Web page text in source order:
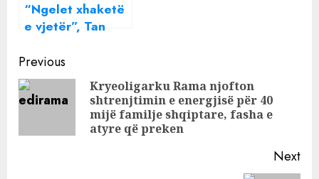
“Ngelet xhaketë
e vjetër”, Tan
e keqja” me
Ilirin: Ishte me
Arjolën bëri sikur
Continue
Reading
Previous
Kryeoligarku Rama njofton
shtrenjtimin e energjisë për 40
mijë familje shqiptare, fasha e
atyre që preken
Next